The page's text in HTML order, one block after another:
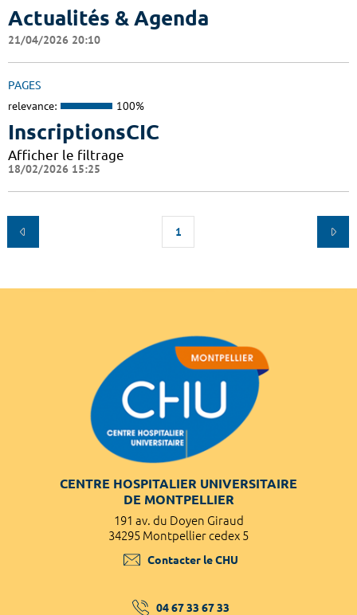
Actualités & Agenda
21/04/2026 20:10
PAGES
relevance: 100%
InscriptionsCIC
Afficher le filtrage
18/02/2026 15:25
1
CENTRE HOSPITALIER UNIVERSITAIRE
DE MONTPELLIER
191 av. du Doyen Giraud
34295 Montpellier cedex 5
Contacter le CHU
04 67 33 67 33